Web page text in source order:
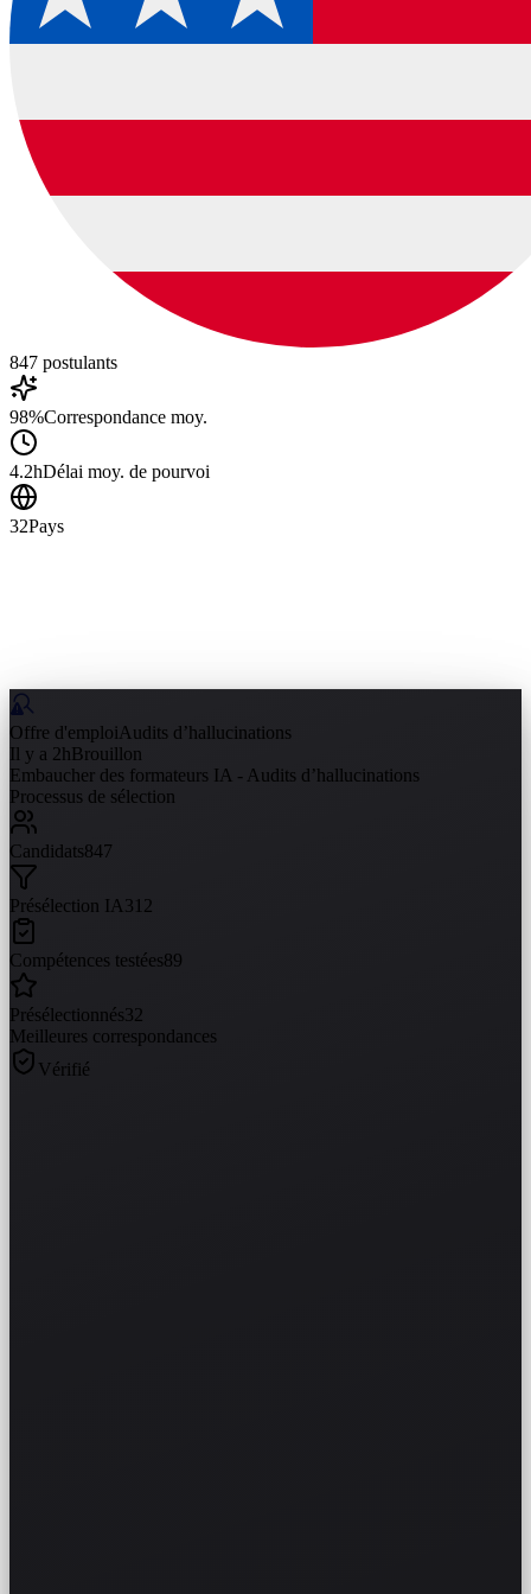
847 postulants
98%Correspondance moy.
4.2hDélai moy. de pourvoi
32Pays
Offre d'emploiAudits d’hallucinations
Il y a 2hBrouillon
Embaucher des formateurs IA - Audits d’hallucinations
Processus de sélection
Candidats847
Présélection IA312
Compétences testées89
Présélectionnés32
Meilleures correspondances
Vérifié